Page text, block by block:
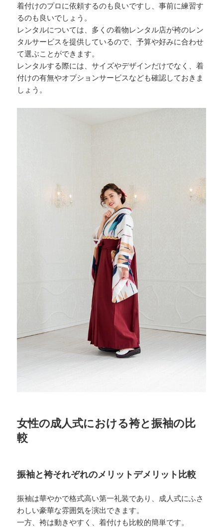
着付けのプロに依頼するのも良いですし、事前に練習す
るのも良いでしょう。
レンタルについては、多くの着物レンタル店が袴のレン
タルサービスを提供しているので、予算や好みに合わせ
て選ぶことができます。
レンタルする際には、サイズやデザインだけでなく、着
付けの有無やオプションサービスなども確認しておきま
しょう。
女性の成人式における袴と振袖の比
較
振袖と袴それぞれのメリットデメリット比較
振袖は華やかで格式高い第一礼装であり、成人式にふさ
わしい豪華な雰囲気を演出できます。
一方、袴は動きやすく、着付けも比較的簡単です。